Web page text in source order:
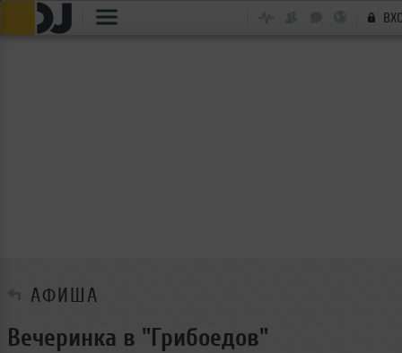
АФИША
Вечеринка в "Грибоедов"